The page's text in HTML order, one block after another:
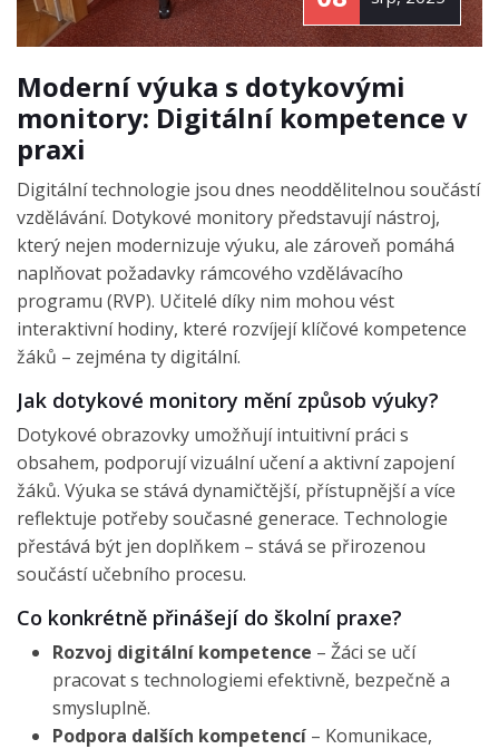
Moderní výuka s dotykovými
monitory: Digitální kompetence v
praxi
Digitální technologie jsou dnes neoddělitelnou součástí
vzdělávání. Dotykové monitory představují nástroj,
který nejen modernizuje výuku, ale zároveň pomáhá
naplňovat požadavky rámcového vzdělávacího
programu (RVP). Učitelé díky nim mohou vést
interaktivní hodiny, které rozvíjejí klíčové kompetence
žáků – zejména ty digitální.
Jak dotykové monitory mění způsob výuky?
Dotykové obrazovky umožňují intuitivní práci s
obsahem, podporují vizuální učení a aktivní zapojení
žáků. Výuka se stává dynamičtější, přístupnější a více
reflektuje potřeby současné generace. Technologie
přestává být jen doplňkem – stává se přirozenou
součástí učebního procesu.
Co konkrétně přinášejí do školní praxe?
Rozvoj digitální kompetence – Žáci se učí
pracovat s technologiemi efektivně, bezpečně a
smysluplně.
Podpora dalších kompetencí – Komunikace,